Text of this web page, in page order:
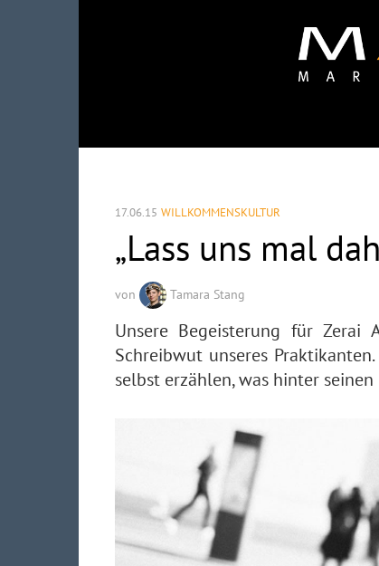
17.06.15 WILLKOMMENSKULTUR
„Lass uns mal
von Tamara Stang
Unsere Begeisterung für
Schreibwut unseres
selbst erzählen, was hinter